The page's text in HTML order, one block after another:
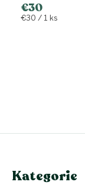
€30
Jednotková
€30 / 1 ks
ä
Kategorie